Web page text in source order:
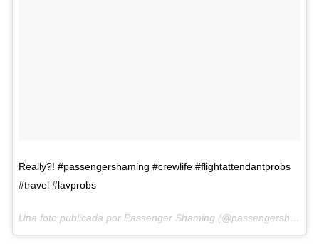
Really?! #passengershaming #crewlife #flightattendantprobs
#travel #lavprobs
Una foto publicada por Passenger Shaming (@passengershaming)